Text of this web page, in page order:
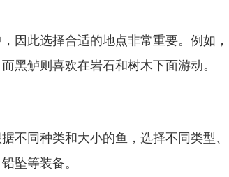
因此选择合适的地点非常重要。例如，
黑鲈则喜欢在岩石和树木下面游动。
不同种类和大小的鱼，选择不同类型、
坠等装备。